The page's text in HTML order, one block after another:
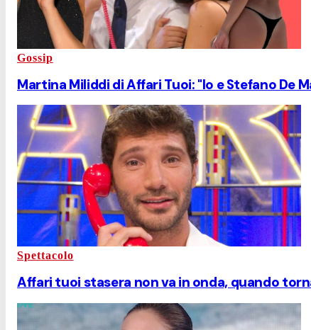
Gossip
Martina Miliddi di Affari Tuoi: "Io e Stefano De
Spettacolo
Affari tuoi stasera non va in onda, quando